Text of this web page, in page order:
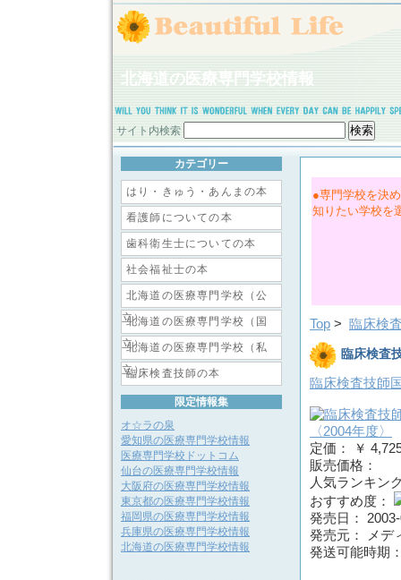
北海道の医療専門学校情報
サイト内検索
●専門学校を決
知りたい学校を
Top > 臨床検
臨床検査
臨床検査技師
定価： ￥
販売価格：
人気ランキン
おすすめ度：
発売日：
発売元： メデ
発送可能時期
カテゴリー
はり・きゅう・あんまの本
看護師についての本
歯科衛生士についての本
社会福祉士の本
北海道の医療専門学校（公
立）
北海道の医療専門学校（国
立）
北海道の医療専門学校（私
立）
臨床検査技師の本
限定情報集
オ☆ラの泉
愛知県の医療専門学校情報
医療専門学校ドットコム
仙台の医療専門学校情報
大阪府の医療専門学校情報
東京都の医療専門学校情報
福岡県の医療専門学校情報
兵庫県の医療専門学校情報
北海道の医療専門学校情報